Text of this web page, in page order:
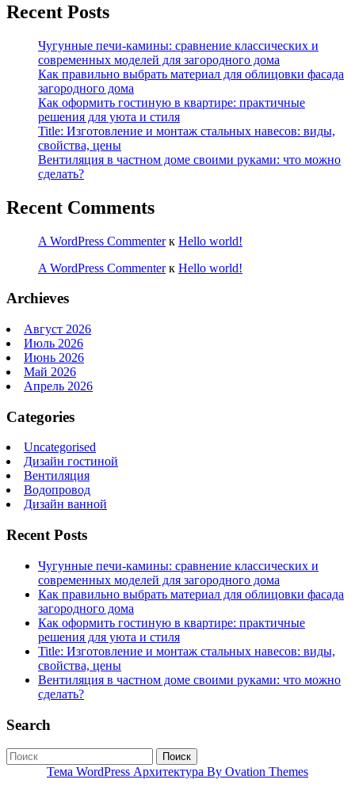
Recent Posts
Чугунные печи-камины: сравнение классических и
современных моделей для загородного дома
Как правильно выбрать материал для облицовки фасада
загородного дома
Как оформить гостиную в квартире: практичные
решения для уюта и стиля
Title: Изготовление и монтаж стальных навесов: виды,
свойства, цены
Вентиляция в частном доме своими руками: что можно
сделать?
Recent Comments
A WordPress Commenterк Hello world!
A WordPress Commenterк Hello world!
Archieves
Август 2026
Июль 2026
Июнь 2026
Май 2026
Апрель 2026
Categories
Uncategorised
Дизайн гостиной
Вентиляция
Водопровод
Дизайн ванной
Recent Posts
Чугунные печи-камины: сравнение классических и
современных моделей для загородного дома
Как правильно выбрать материал для облицовки фасада
загородного дома
Как оформить гостиную в квартире: практичные
решения для уюта и стиля
Title: Изготовление и монтаж стальных навесов: виды,
свойства, цены
Вентиляция в частном доме своими руками: что можно
сделать?
Search
Поиск
Тема WordPress Архитектура By Ovation Themes